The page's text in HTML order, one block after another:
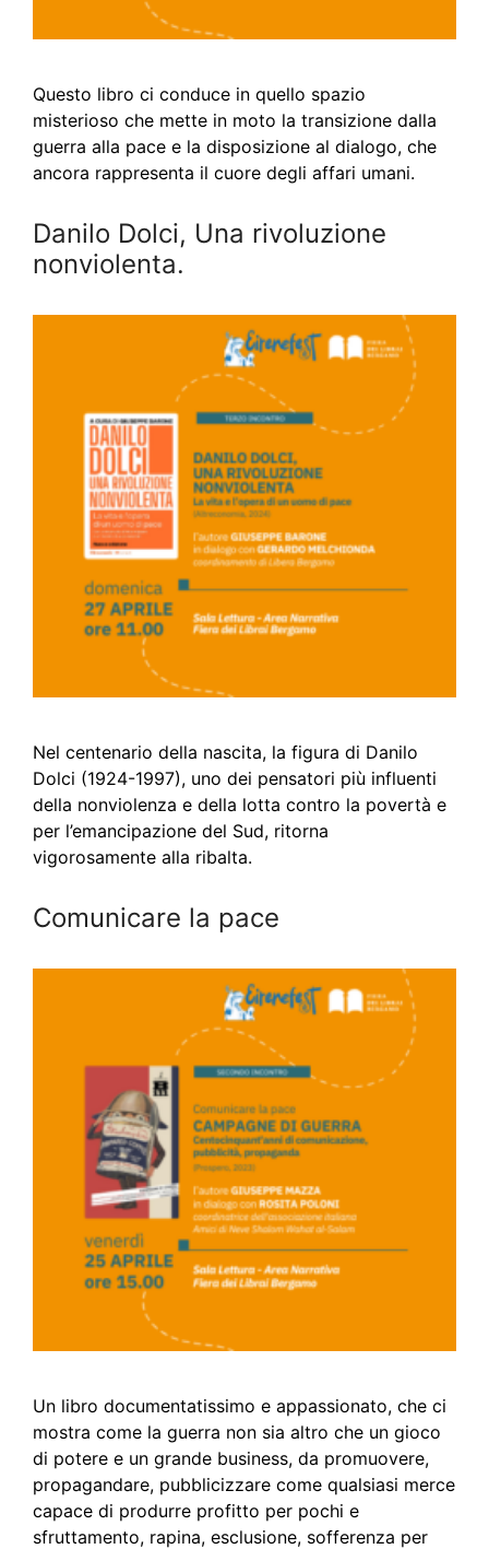
Questo libro ci conduce in quello spazio
misterioso che mette in moto la transizione dalla
guerra alla pace e la disposizione al dialogo, che
ancora rappresenta il cuore degli affari umani.
Danilo Dolci, Una rivoluzione
nonviolenta.
Nel centenario della nascita, la figura di Danilo
Dolci (1924-1997), uno dei pensatori più influenti
della nonviolenza e della lotta contro la povertà e
per l’emancipazione del Sud, ritorna
vigorosamente alla ribalta.
Comunicare la pace
Un libro documentatissimo e appassionato, che ci
mostra come la guerra non sia altro che un gioco
di potere e un grande business, da promuovere,
propagandare, pubblicizzare come qualsiasi merce
capace di produrre profitto per pochi e
sfruttamento, rapina, esclusione, sofferenza per